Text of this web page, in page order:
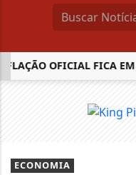
OFICIAL FICA EM
ECONOMIA